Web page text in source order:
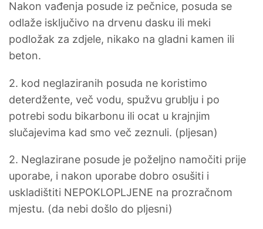
Nakon vađenja posude iz pečnice, posuda se
odlaže isključivo na drvenu dasku ili meki
podložak za zdjele, nikako na gladni kamen ili
beton.
2. kod neglaziranih posuda ne koristimo
deterdžente, več vodu, spužvu grublju i po
potrebi sodu bikarbonu ili ocat u krajnjim
slučajevima kad smo več zeznuli. (pljesan)
2. Neglazirane posude je poželjno namočiti prije
uporabe, i nakon uporabe dobro osušiti i
uskladištiti NEPOKLOPLJENE na prozračnom
mjestu. (da nebi došlo do pljesni)